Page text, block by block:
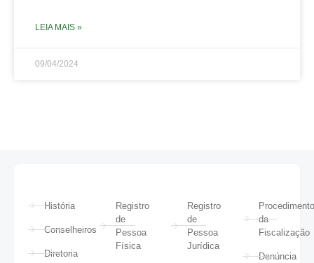
LEIA MAIS »
09/04/2024
História
Conselheiros
Diretoria
Registro
de
Pessoa
Física
Registro
de
Pessoa
Jurídica
da
Fiscalização
Denúncia